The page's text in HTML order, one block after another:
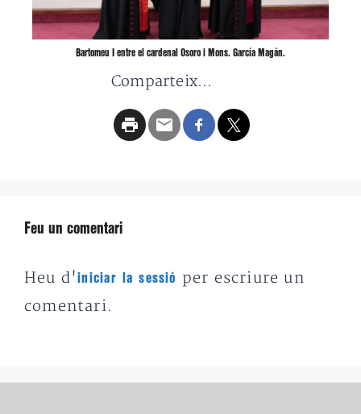
Bartomeu I entre el cardenal Osoro i Mons. García Magán.
Comparteix...
Feu un comentari
Heu d'iniciar la sessió
per escriure un
comentari.